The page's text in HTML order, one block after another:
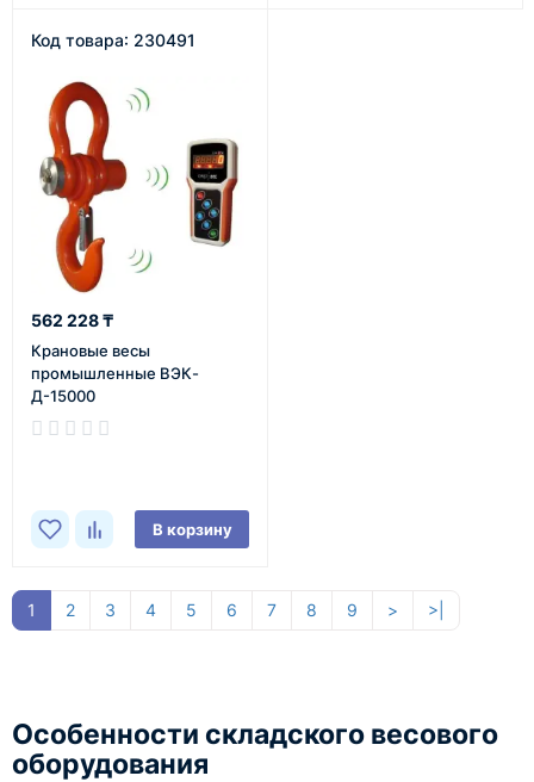
Код товара: 230491
562 228 ₸
Крановые весы
промышленные ВЭК-
Д-15000
В корзину
1 2 3 4 5 6 7 8 9 > >|
Особенности складского весового
оборудования